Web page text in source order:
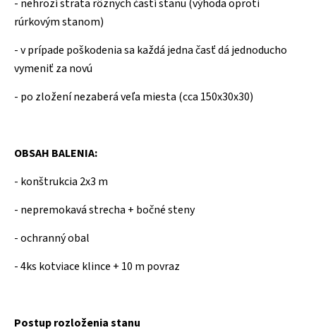
- nehrozí strata rôznych častí stanu (výhoda oproti
rúrkovým stanom)
- v prípade poškodenia sa každá jedna časť dá jednoducho
vymeniť za novú
- po zložení nezaberá veľa miesta (cca 150x30x30)
OBSAH BALENIA:
- konštrukcia 2x3 m
- nepremokavá strecha + bočné steny
- ochranný obal
- 4ks kotviace klince + 10 m povraz
Postup rozloženia stanu